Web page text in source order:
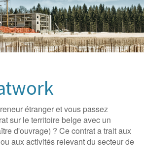
étranger et vous passez
sur le territoire belge avec un
d'ouvrage) ? Ce contrat a trait aux
aux activités relevant du secteur de